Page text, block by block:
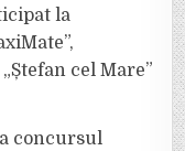
la
cel Mare”
concursul